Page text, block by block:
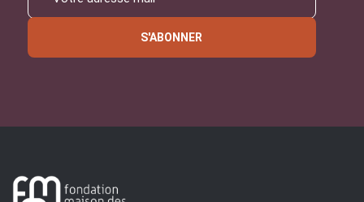
S'ABONNER